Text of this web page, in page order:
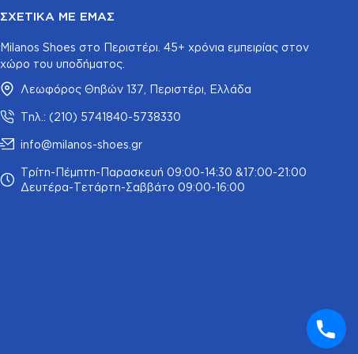
ΣΧΕΤΙΚΆ ΜΕ ΕΜΆΣ
Milanos Shoes στο Περιστέρι. 45+ χρόνια εμπειρίας στον
χώρο του υποδήματος.
Λεωφόρος Θηβών 137, Περιστέρι, Ελλάδα
Τηλ.: (210) 5741840-5738330
info@milanos-shoes.gr
Τρίτη-Πέμπτη-Παρασκευή 09:00-14:30 &17:00-21:00
Δευτέρα-Τετάρτη-Σαββάτο 09:00-16:00